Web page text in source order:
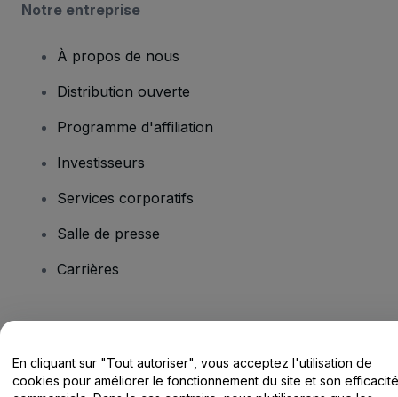
Notre entreprise
À propos de nous
Distribution ouverte
Programme d'affiliation
Investisseurs
Services corporatifs
Salle de presse
Carrières
Centre d'assistance / Nous contacter
En cliquant sur "Tout autoriser", vous acceptez l'utilisation de
cookies pour améliorer le fonctionnement du site et son efficacité